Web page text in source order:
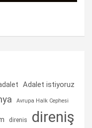
Adalet istiyoruz
Avrupa Halk Cephesi
direnis direniş